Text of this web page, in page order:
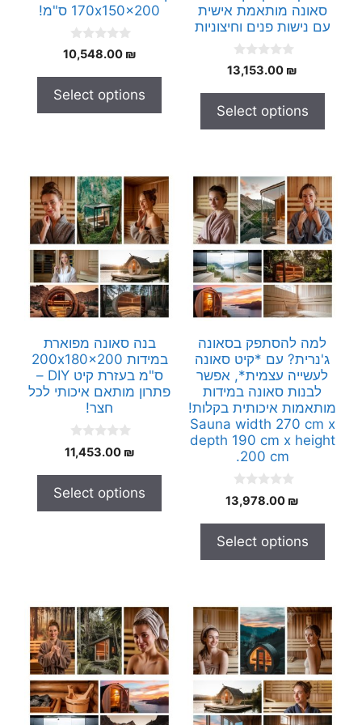
סאונה מותאמת אישית
עם נישות פנים וחיצוניות
0
o
o
5
13,153.00 ₪
Select options
170x150x200 ס"מ!
0
o
o
5
10,548.00 ₪
Select options
למה להסתפק בסאונה
ג'נרית? עם *קיט סאונה
לעשייה עצמית*, אפשר
לבנות סאונה במידות
מותאמות איכותית בקלות!
Sauna width 270 cm x
depth 190 cm x height
200 cm.
0
o
o
5
13,978.00 ₪
Select options
בנה סאונה מפוארת
במידות 200x180x200
ס"מ בעזרת קיט DIY –
פתרון מותאם איכותי לכל
חצר!
0
o
o
5
11,453.00 ₪
Select options